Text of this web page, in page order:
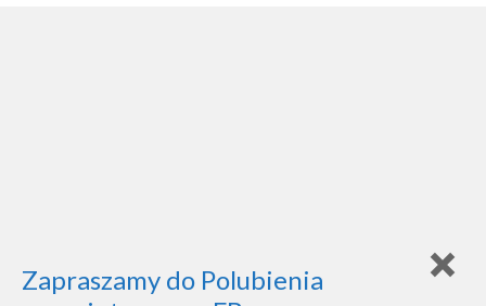
Zapraszamy do Polubienia